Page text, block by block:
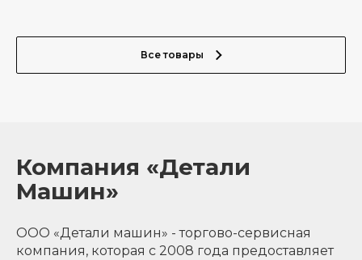
Все товары
Компания «Детали
Машин»
ООО «Детали машин» - торгово-сервисная
компания, которая с 2008 года предоставляет